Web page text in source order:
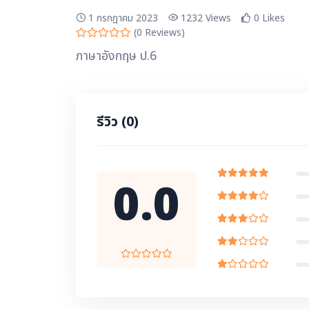
1 กรกฎาคม 2023 1232Views 0 Likes
(0 Reviews)
ภาษาอังกฤษ ป.6
รีวิว (0)
0.0